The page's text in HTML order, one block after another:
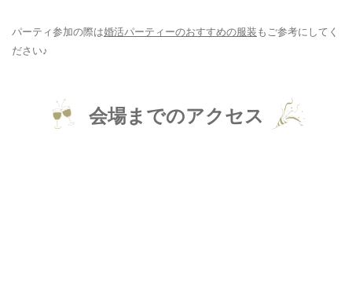
パーティ参加の際は婚活パーティーのおすすめの服装 もご参考にしてく
ださい♪
会場までのアクセス